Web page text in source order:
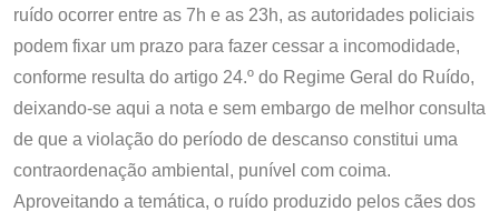
ruído ocorrer entre as 7h e as 23h, as autoridades policiais
podem fixar um prazo para fazer cessar a incomodidade,
conforme resulta do artigo 24.º do Regime Geral do Ruído,
deixando-se aqui a nota e sem embargo de melhor consulta
de que a violação do período de descanso constitui uma
contraordenação ambiental, punível com coima.
Aproveitando a temática, o ruído produzido pelos cães dos